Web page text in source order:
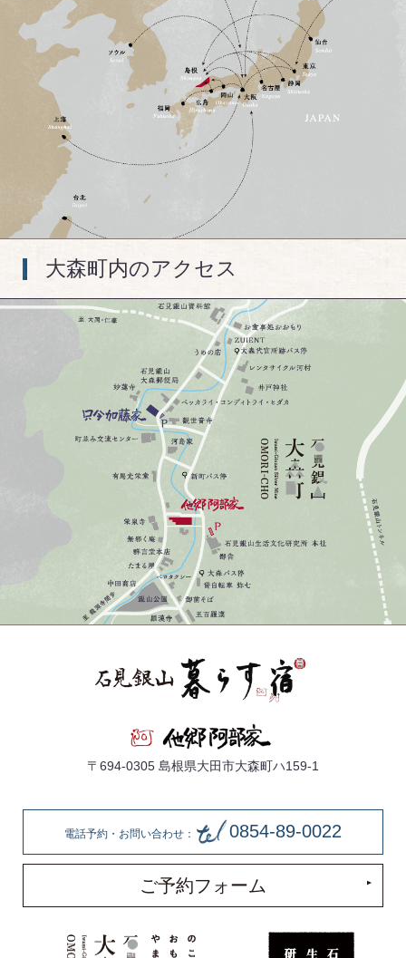
大森町内のアクセス
〒694-0305 島根県大田市大森町ハ159-1
電話予約・お問い合わせ： 0854-89-0022
ご予約フォーム